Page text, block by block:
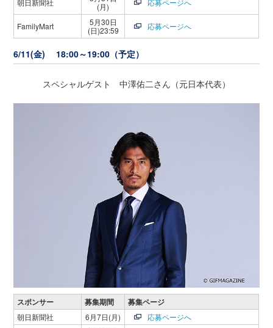
(月)
FamilyMart
5月30日
(日)23:59
応募ページへ
6/11(金) 18:00～19:00（予定）
スペシャルゲスト 中澤佑二さん（元日本代表）
スポンサー 募集期間 募集ページ
朝日新聞社 6月7日(月)
応募ページへ